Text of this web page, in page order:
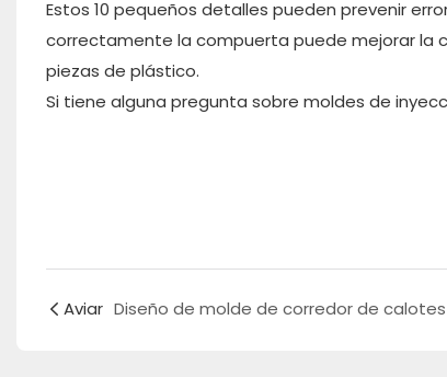
Estos 10 pequeños detalles pueden prevenir
correctamente la compuerta puede mejorar la
piezas de plástico.
Si tiene alguna pregunta sobre moldes de
Aviar